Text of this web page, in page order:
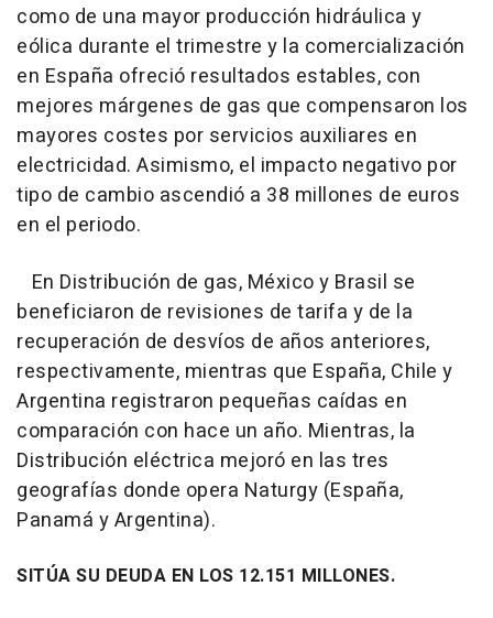
como de una mayor producción hidráulica y
eólica durante el trimestre y la comercialización
en España ofreció resultados estables, con
mejores márgenes de gas que compensaron los
mayores costes por servicios auxiliares en
electricidad. Asimismo, el impacto negativo por
tipo de cambio ascendió a 38 millones de euros
en el periodo.
En Distribución de gas, México y Brasil se
beneficiaron de revisiones de tarifa y de la
recuperación de desvíos de años anteriores,
respectivamente, mientras que España, Chile y
Argentina registraron pequeñas caídas en
comparación con hace un año. Mientras, la
Distribución eléctrica mejoró en las tres
geografías donde opera Naturgy (España,
Panamá y Argentina).
SITÚA SU DEUDA EN LOS 12.151 MILLONES.